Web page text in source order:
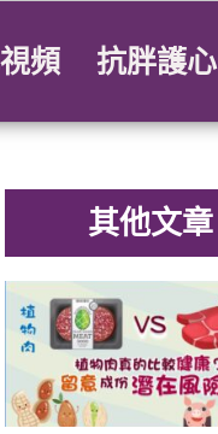
頻 抗胖護心
其他文章